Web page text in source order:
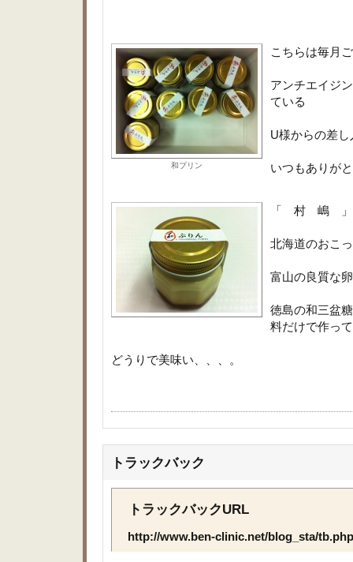
和プリン
こちらは毎月
アンチエイジ
ている
U様からの差
いつもありが
「 村 嶋 」
北海道のお
富山の良質
徳島の和三盆
料だけで作っ
どうりで美味い、、、。
トラックバック
トラックバックURL
http://www.ben-clinic.net/blog_sta/